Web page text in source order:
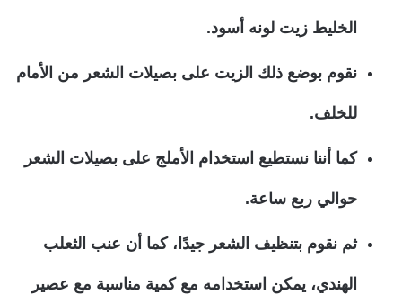
الخليط زيت لونه أسود.
نقوم بوضع ذلك الزيت على بصيلات الشعر من الأمام
للخلف.
كما أننا نستطيع استخدام الأملج على بصيلات الشعر
حوالي ربع ساعة.
ثم نقوم بتنظيف الشعر جيدًا، كما أن عنب الثعلب
الهندي، يمكن استخدامه مع كمية مناسبة مع عصير